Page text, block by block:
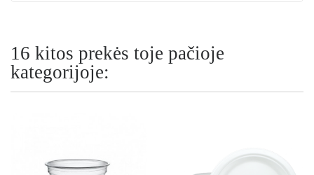
16 kitos prekės toje pačioje
kategorijoje: